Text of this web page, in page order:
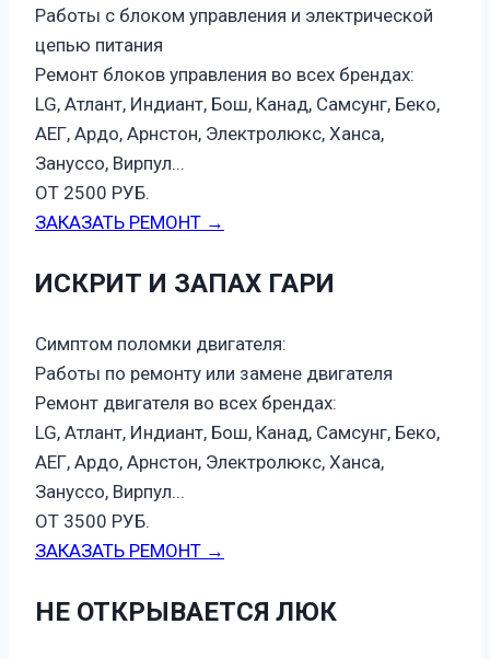
Работы с блоком управления и электрической
цепью питания
Ремонт блоков управления во всех брендах:
LG, Атлант, Индиант, Бош, Канад, Самсунг, Беко,
АЕГ, Ардо, Арнстон, Электролюкс, Ханса,
Зануссо, Вирпул...
ОТ 2500 РУБ.
ЗАКАЗАТЬ РЕМОНТ →
ИСКРИТ И ЗАПАХ ГАРИ
Симптом поломки двигателя:
Работы по ремонту или замене двигателя
Ремонт двигателя во всех брендах:
LG, Атлант, Индиант, Бош, Канад, Самсунг, Беко,
АЕГ, Ардо, Арнстон, Электролюкс, Ханса,
Зануссо, Вирпул...
ОТ 3500 РУБ.
ЗАКАЗАТЬ РЕМОНТ →
НЕ ОТКРЫВАЕТСЯ ЛЮК